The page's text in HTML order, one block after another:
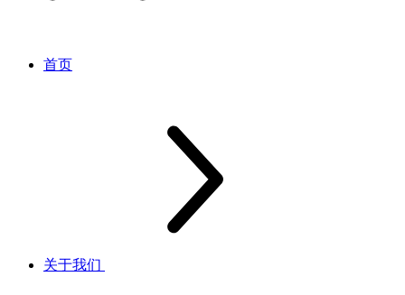
首页
关于我们